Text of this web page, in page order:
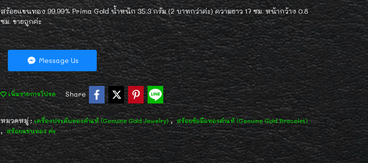
สร้อยแขนทอง 99.99% Prima Gold น้ำหนัก 35.3 กรัม (2 บาทกว่าค่ะ) ความยาว 17 ซม. หน้ากว้าง 0.8
ซม. ขายถูกค่ะ
Message Us
เพิ่มรายการโปรด Share
หมวดหมู่ :เครื่องประดับทองคำแท้ (Genuine Gold Jewelry), สร้อยข้อมือทองคำแท้ (Genuine Gold Bracelet)
, สร้อยแขนทอง ค่ะ